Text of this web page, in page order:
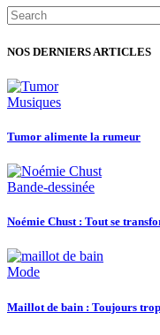
Search
for:
NOS DERNIERS ARTICLES
Musiques
Tumor alimente la rumeur
Bande-dessinée
Noémie Chust : Tout se
Mode
Maillot de bain : Toujours